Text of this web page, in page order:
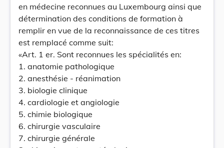
en médecine reconnues au Luxembourg ainsi que
détermination des conditions de formation à
remplir en vue de la reconnaissance de ces titres
est remplacé comme suit:
«Art. 1 er. Sont reconnues les spécialités en:
1. anatomie pathologique
2. anesthésie - réanimation
3. biologie clinique
4. cardiologie et angiologie
5. chimie biologique
6. chirurgie vasculaire
7. chirurgie générale